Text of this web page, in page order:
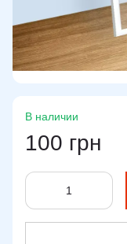
В наличии
100 грн